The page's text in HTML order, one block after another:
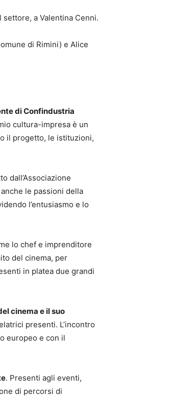
a Valentina Cenni.
di Rimini) e Alice
di Confindustria
cultura-impresa è un
il progetto, le istituzioni,
dall’Associazione
le passioni della
l’entusiasmo e lo
lo chef e imprenditore
del cinema, per
in platea due grandi
cinema e il suo
presenti. L’incontro
europeo e con il
. Presenti agli eventi,
di percorsi di